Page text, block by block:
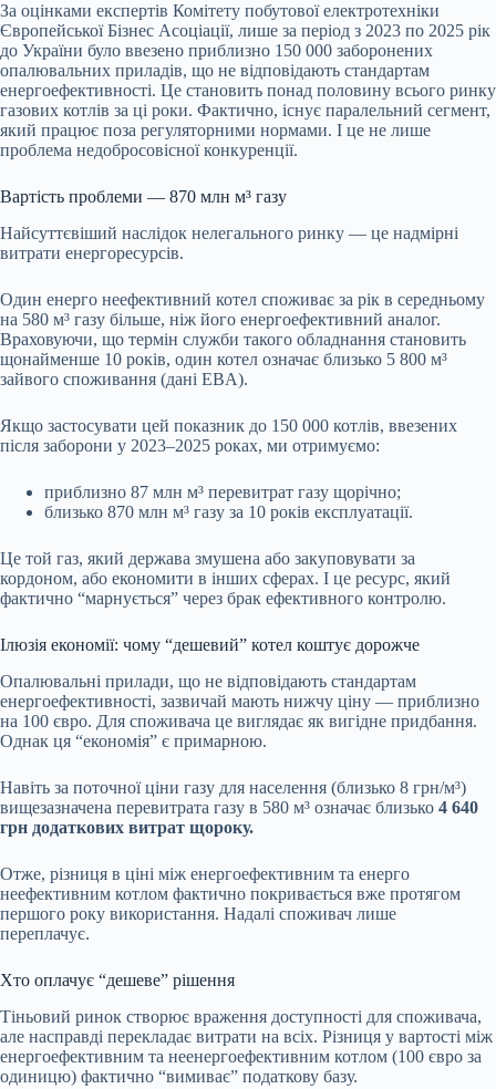
За оцінками експертів Комітету побутової електротехніки
Європейської Бізнес Асоціації, лише за період з 2023 по 2025 рік
до України було ввезено приблизно 150 000 заборонених
опалювальних приладів, що не відповідають стандартам
енергоефективності. Це становить понад половину всього ринку
газових котлів за ці роки. Фактично, існує паралельний сегмент,
який працює поза регуляторними нормами. І це не лише
проблема недобросовісної конкуренції.
Вартість проблеми — 870 млн м³ газу
Найсуттєвіший наслідок нелегального ринку — це надмірні
витрати енергоресурсів.
Один енерго неефективний котел споживає за рік в середньому
на 580 м³ газу більше, ніж його енергоефективний аналог.
Враховуючи, що термін служби такого обладнання становить
щонайменше 10 років, один котел означає близько 5 800 м³
зайвого споживання (дані EBA).
Якщо застосувати цей показник до 150 000 котлів, ввезених
після заборони у 2023–2025 роках, ми отримуємо:
приблизно 87 млн м³ перевитрат газу щорічно;
близько 870 млн м³ газу за 10 років експлуатації.
Це той газ, який держава змушена або закуповувати за
кордоном, або економити в інших сферах. І це ресурс, який
фактично “марнується” через брак ефективного контролю.
Ілюзія економії: чому “дешевий” котел коштує дорожче
Опалювальні прилади, що не відповідають стандартам
енергоефективності, зазвичай мають нижчу ціну — приблизно
на 100 євро. Для споживача це виглядає як вигідне придбання.
Однак ця “економія” є примарною.
Навіть за поточної ціни газу для населення (близько 8 грн/м³)
вищезазначена перевитрата газу в 580 м³ означає близько 4 640
грн додаткових витрат щороку.
Отже, різниця в ціні між енергоефективним та енерго
неефективним котлом фактично покривається вже протягом
першого року використання. Надалі споживач лише
переплачує.
Хто оплачує “дешеве” рішення
Тіньовий ринок створює враження доступності для споживача,
але насправді перекладає витрати на всіх. Різниця у вартості між
енергоефективним та неенергоефективним котлом (100 євро за
одиницю) фактично “вимиває” податкову базу.